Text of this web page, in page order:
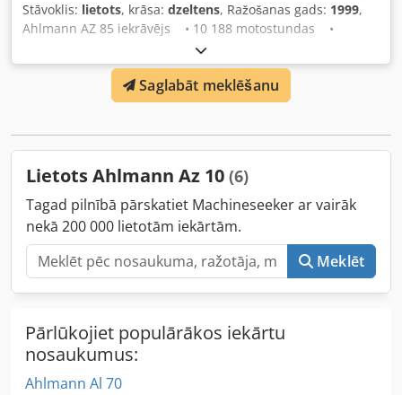
Stāvoklis: lietots, krāsa: dzeltens, Ražošanas gads: 1999,
Ahlmann AZ 85 iekrāvējs • 10 188 motostundas •
Pārskatīts dzinējs • Platas riepas • Grozāms strēle •
Sēdeklis un kausi • Reģistrācijas numurs • Tieši no
darba Crsdpfxoy Na H Ns Ah Uef Stāvoklis: Lietots
Ražošanas gads: 1999
Saglabāt meklēšanu
Lietots Ahlmann Az 10 (6)
Tagad pilnībā pārskatiet Machineseeker ar vairāk
nekā 200 000 lietotām iekārtām.
Meklēt
Pārlūkojiet populārākos iekārtu
nosaukumus:
Ahlmann Al 70